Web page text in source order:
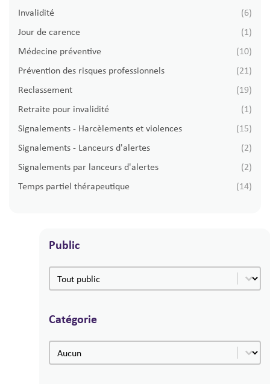
Invalidité
(6)
Jour de carence
(1)
Médecine préventive
(10)
Prévention des risques professionnels
(21)
Reclassement
(19)
Retraite pour invalidité
(1)
Signalements - Harcèlements et violences
(15)
Signalements - Lanceurs d'alertes
(2)
Signalements par lanceurs d'alertes
(2)
Temps partiel thérapeutique
(14)
Public
Public
Public
Catégorie
Catégorie
Catégorie